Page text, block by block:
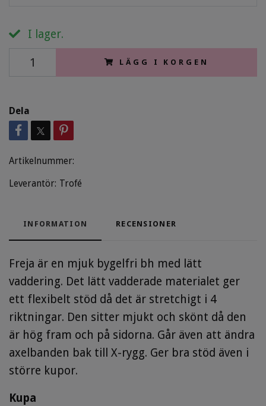
I lager.
LÄGG I KORGEN
Dela
Artikelnummer:
Leverantör: Trofé
INFORMATION RECENSIONER
Freja är en mjuk bygelfri bh med lätt
vaddering. Det lätt vadderade materialet ger
ett flexibelt stöd då det är stretchigt i 4
riktningar. Den sitter mjukt och skönt då den
är hög fram och på sidorna. Går även att ändra
axelbanden bak till X-rygg. Ger bra stöd även i
större kupor.
Kupa